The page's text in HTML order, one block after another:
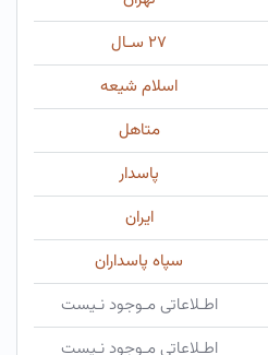
۲۷ سـال
اسلام شیعه
متاهل
پاسدار
ایران
سپاه پاسداران
اطـلاعاتی مـوجود نـیست
اطـلاعاتی مـوجود نـیست